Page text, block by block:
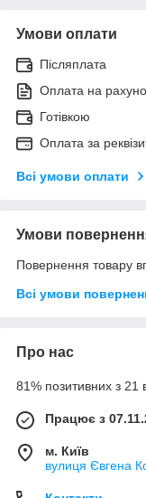
Умови оплати
Післяплата
Оплата на
Готівкою
Оплата за
Всі умови оплати
Умови
Повернення товару
Всі умови
Про нас
81% позитивних з 21
Працює з
м. Київ
вулиця Євгена